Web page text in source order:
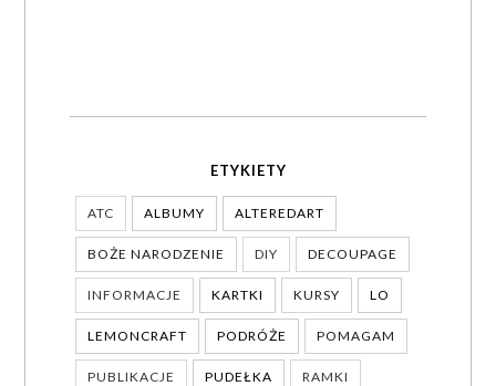
ETYKIETY
ATC ALBUMY ALTEREDART
BOŻE NARODZENIE DIY DECOUPAGE
INFORMACJE KARTKI KURSY LO
LEMONCRAFT PODRÓŻE POMAGAM
PUBLIKACJE PUDEŁKA RAMKI